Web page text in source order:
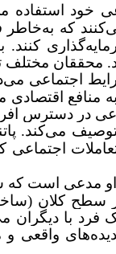
خود استفاده
کنند که به‌خاطر
گذاری کنند.
محققان مختلف
منافع اقتصادی
در دسترس
کند.
تعاملات اجتماعی
او مدعی است که
سطح کلان
فرد با دیگران
های واقعی و